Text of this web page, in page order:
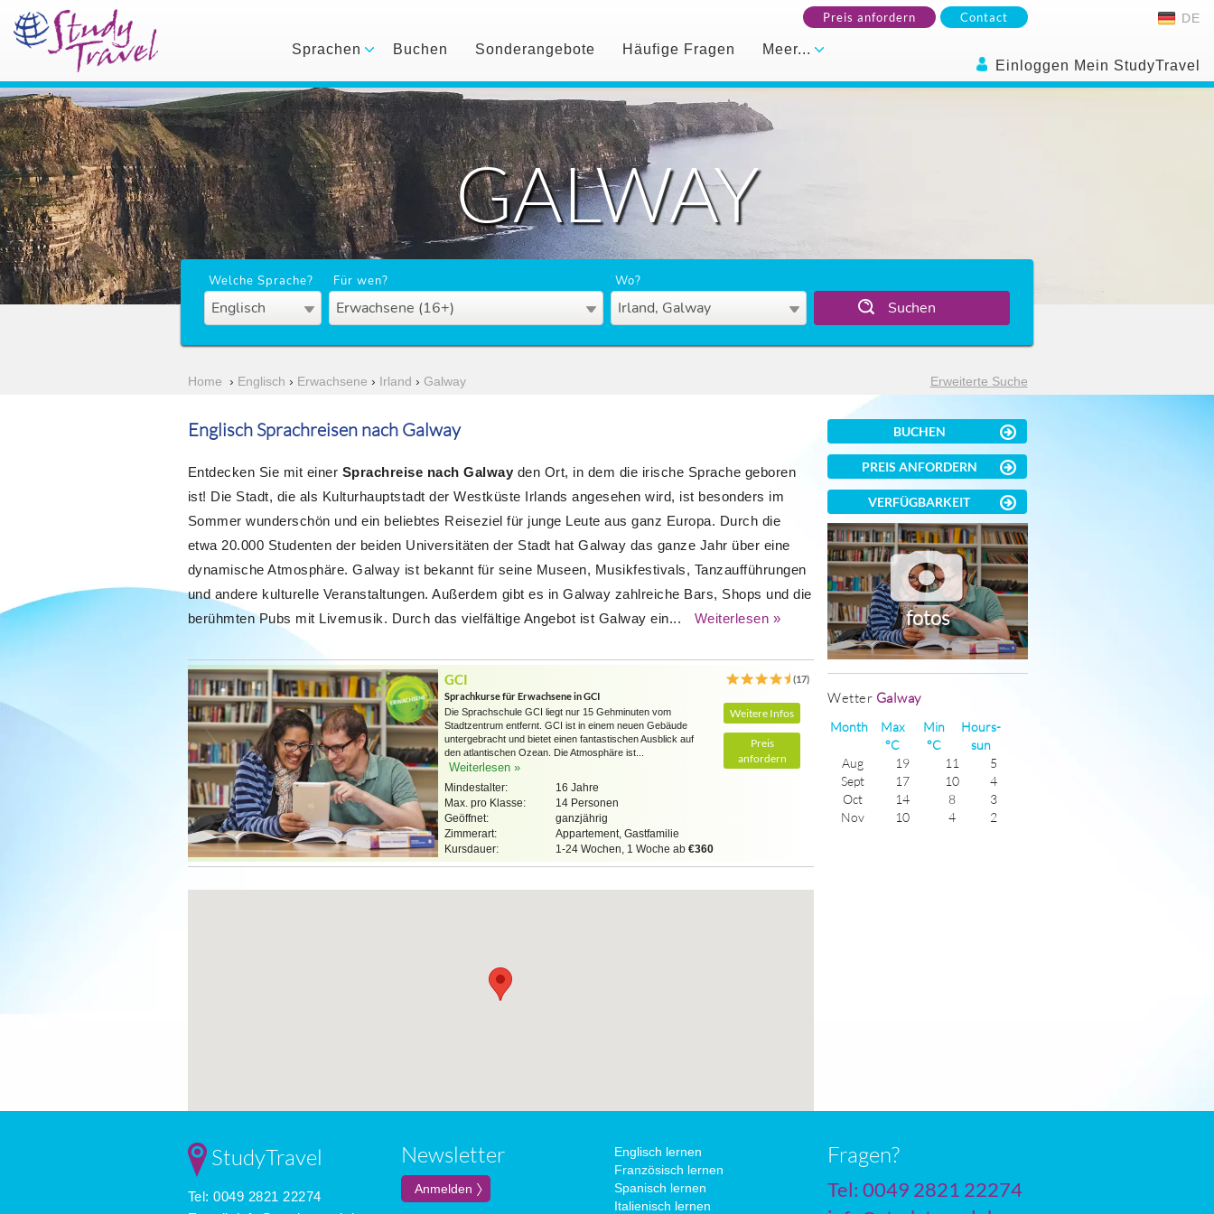
Preis anfordern Contact DE
Einloggen Mein StudyTravel
Sprachen Buchen Sonderangebote Häufige Fragen Meer...
GALWAY
Welche Sprache?
Englisch
Für wen?
Erwachsene (16+)
Wo?
Irland, Galway Suchen
Home › Englisch › Erwachsene › Irland › Galway Erweiterte Suche
Englisch Sprachreisen nach Galway
Entdecken Sie mit einer Sprachreise nach Galway den Ort, in dem die irische Sprache geboren
ist! Die Stadt, die als Kulturhauptstadt der Westküste Irlands angesehen wird, ist besonders im
Sommer wunderschön und ein beliebtes Reiseziel für junge Leute aus ganz Europa. Durch die
etwa 20.000 Studenten der beiden Universitäten der Stadt hat Galway das ganze Jahr über eine
dynamische Atmosphäre. Galway ist bekannt für seine Museen, Musikfestivals, Tanzaufführungen
und andere kulturelle Veranstaltungen. Außerdem gibt es in Galway zahlreiche Bars, Shops und die
berühmten Pubs mit Livemusik. Durch das vielfältige Angebot ist Galway ein...
Weiterlesen »
GCI
(17)
Sprachkurse für Erwachsene in GCI
Weitere Infos
Preis
anfordern
Die Sprachschule GCI liegt nur 15 Gehminuten vom
Stadtzentrum entfernt. GCI ist in einem neuen Gebäude
untergebracht und bietet einen fantastischen Ausblick auf
den atlantischen Ozean. Die Atmosphäre ist...
Weiterlesen »
Mindestalter:
16 Jahre
Max. pro Klasse:
14 Personen
Geöffnet:
ganzjährig
Zimmerart:
Appartement, Gastfamilie
Kursdauer:
1-24 Wochen, 1 Woche ab €360
BUCHEN
PREIS ANFORDERN
VERFÜGBARKEIT
fotos
Wetter Galway
Month
Max
°C
Min
°C
Hours-
sun
Aug
19 11
5
Sept
17 10
4
Oct
14 8
3
Nov
10 4
2
StudyTravel
Tel: 0049 2821 22274
Newsletter
Englisch lernen
Französisch lernen
Spanisch lernen
Italienisch lernen
Fragen?
Tel: 0049 2821 22274